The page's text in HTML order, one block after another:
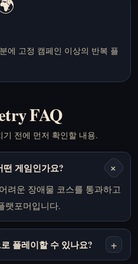
에 고정 캠페인 이상의 반복 플
FAQ
전에 먼저 확인할 내용.
게임인가요? +
려운 장애물 코스를 통과하고
랫포머입니다.
플레이할 수 있나요? +